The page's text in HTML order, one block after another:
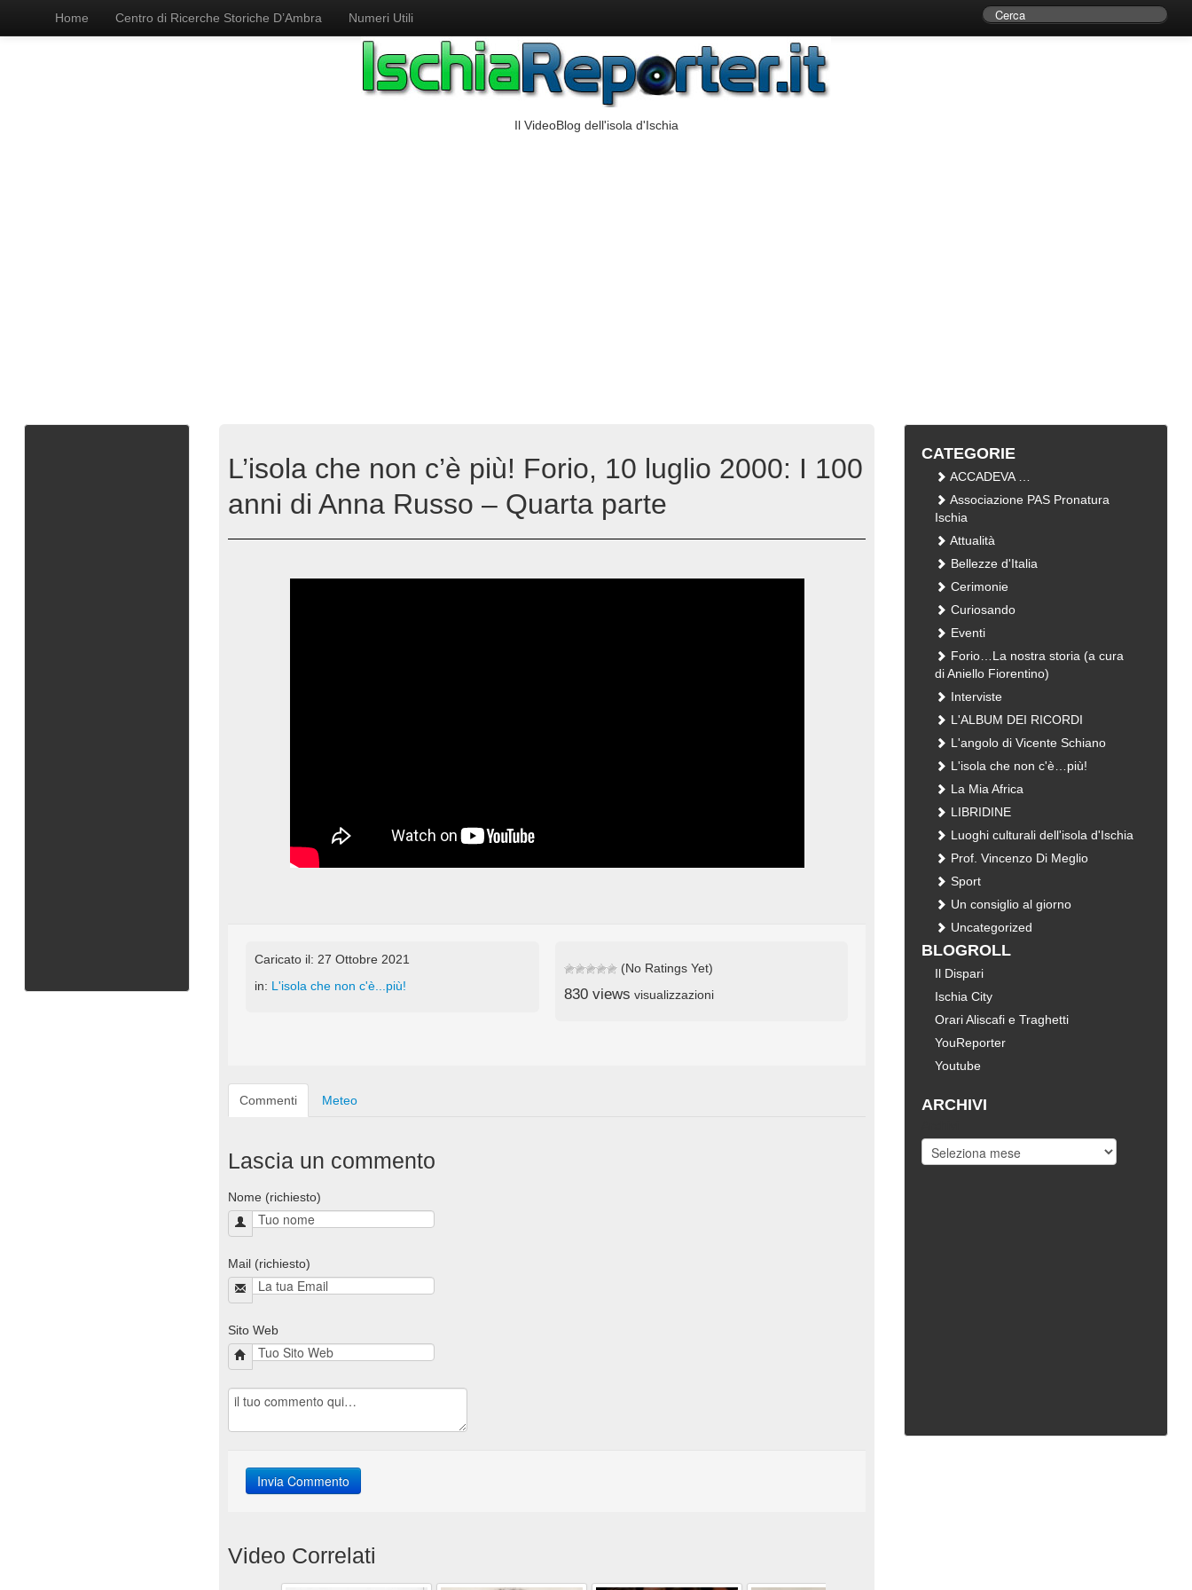
Home Centro di Ricerche Storiche D’Ambra Numeri Utili
Il VideoBlog dell'isola d'Ischia
L’isola che non c’è più! Forio, 10 luglio 2000: I 100
anni di Anna Russo – Quarta parte
Caricato il: 27 Ottobre 2021
in: L'isola che non c'è...più!
(No Ratings Yet)
830 views visualizzazioni
Commenti Meteo
Lascia un commento
Nome (richiesto)
Mail (richiesto)
Sito Web
Video Correlati
CATEGORIE
ACCADEVA …
Associazione PAS Pronatura
Ischia
Attualità
Bellezze d'Italia
Cerimonie
Curiosando
Eventi
Forio…La nostra storia (a cura
di Aniello Fiorentino)
Interviste
L'ALBUM DEI RICORDI
L'angolo di Vicente Schiano
L'isola che non c'è…più!
La Mia Africa
LIBRIDINE
Luoghi culturali dell'isola d'Ischia
Prof. Vincenzo Di Meglio
Sport
Un consiglio al giorno
Uncategorized
BLOGROLL
Il Dispari
Ischia City
Orari Aliscafi e Traghetti
YouReporter
Youtube
ARCHIVI